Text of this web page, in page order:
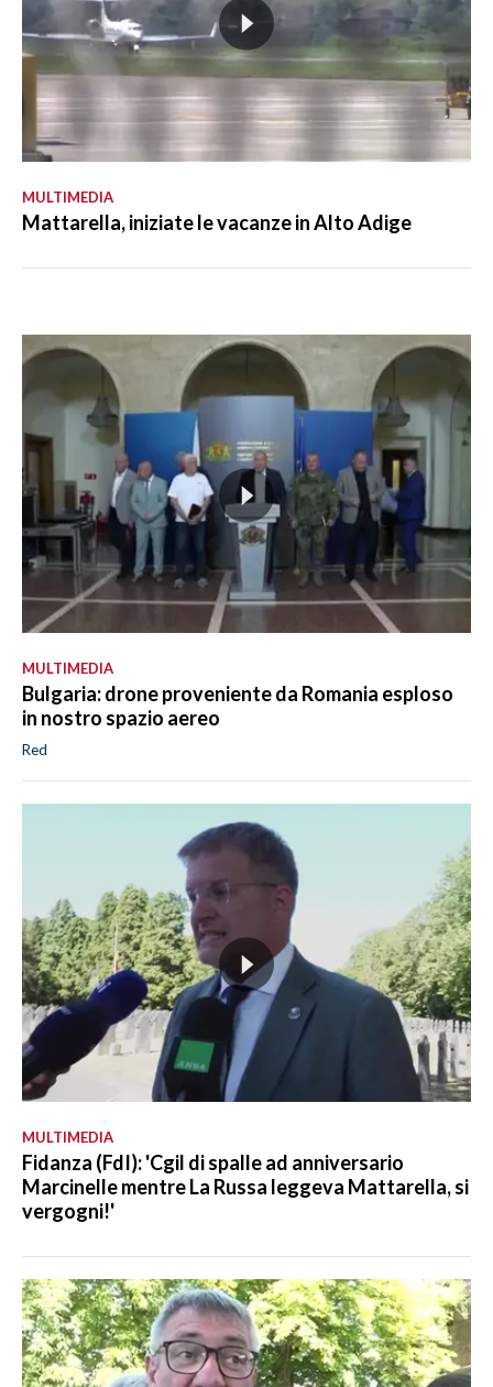
MULTIMEDIA
Mattarella, iniziate le vacanze in Alto Adige
MULTIMEDIA
Bulgaria: drone proveniente da Romania esploso
in nostro spazio aereo
Red
MULTIMEDIA
Fidanza (FdI): 'Cgil di spalle ad anniversario
Marcinelle mentre La Russa leggeva Mattarella, si
vergogni!'